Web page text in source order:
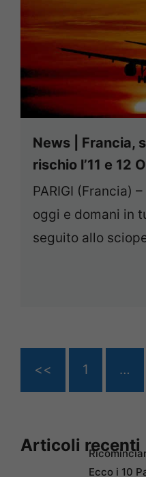
News | Francia,
rischio l’11 e 12
PARIGI (Francia)
oggi e domani in
seguito allo
<< 1 …
Articoli recenti
Ecco i 10